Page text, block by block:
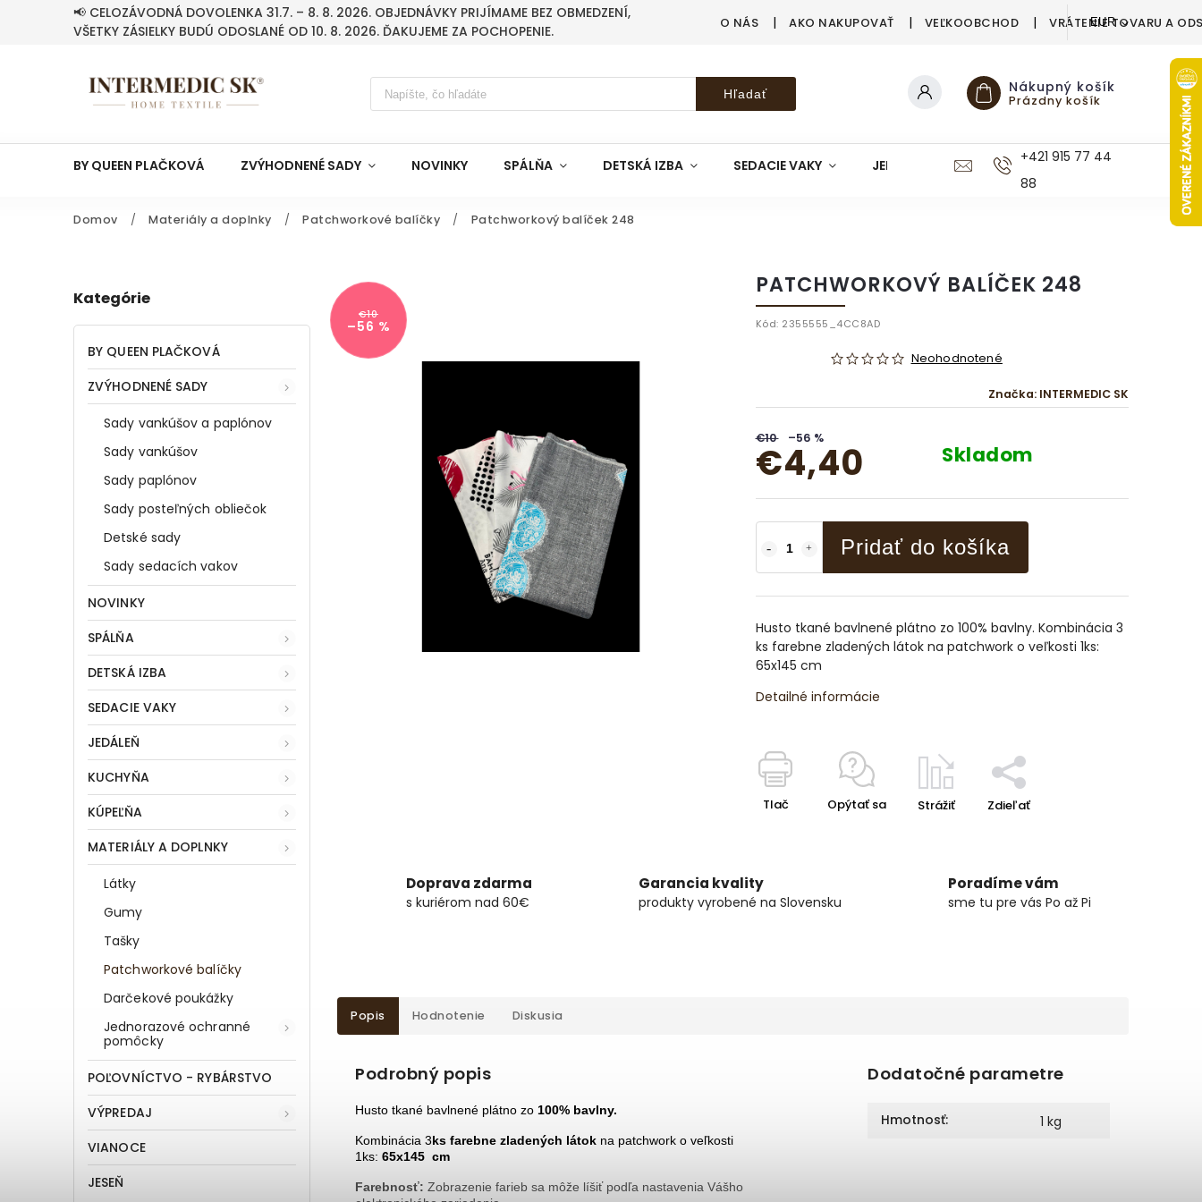
📢 CELOZÁVODNÁ DOVOLENKA 31.7. – 8. 8. 2026. OBJEDNÁVKY PRIJÍMAME BEZ OBMEDZENÍ,
VŠETKY ZÁSIELKY BUDÚ ODOSLANÉ OD 10. 8. 2026. ĎAKUJEME ZA POCHOPENIE.
O NÁS AKO NAKUPOVAŤ VEĽKOOBCHOD VRÁTENIE TOVARU A
EUR
Hľadať Nákupný košík
Prázdny košík
BY QUEEN PLAČKOVÁ ZVÝHODNENÉ SADY NOVINKY SPÁLŇA DETSKÁ IZBA SEDACIE VAKY JEDÁLEŇ KUCHYŇA KÚPEĽŇA
+421 915 77 44
88
Domov / Materiály a doplnky / Patchworkové balíčky / Patchworkový balíček 248
Kategórie
BY QUEEN PLAČKOVÁ
ZVÝHODNENÉ SADY
Sady vankúšov a paplónov
Sady vankúšov
Sady paplónov
Sady posteľných obliečok
Detské sady
Sady sedacích vakov
NOVINKY
SPÁLŇA
DETSKÁ IZBA
SEDACIE VAKY
JEDÁLEŇ
KUCHYŇA
KÚPEĽŇA
MATERIÁLY A DOPLNKY
Látky
Gumy
Tašky
Patchworkové balíčky
Darčekové poukážky
Jednorazové ochranné
pomôcky
POĽOVNÍCTVO - RYBÁRSTVO
VÝPREDAJ
VIANOCE
JESEŇ
€10
–56 %
PATCHWORKOVÝ BALÍČEK 248
Kód: 2355555_4CC8AD
Neohodnotené
Značka: INTERMEDIC SK
€10 –56 %
€4,40 Skladom
Pridať do košíka
Husto tkané bavlnené plátno zo 100% bavlny. Kombinácia 3
ks farebne zladených látok na patchwork o veľkosti 1ks:
65x145 cm
Detailné informácie
Tlač Opýtať sa Strážiť Zdieľať
Doprava zdarma
s kuriérom nad 60€
Garancia kvality
produkty vyrobené na Slovensku
Poradíme vám
sme tu pre vás Po až Pi
Popis Hodnotenie Diskusia
Podrobný popis
Husto tkané bavlnené plátno zo 100% bavlny.
Kombinácia 3ks farebne zladených látok na patchwork o veľkosti
1ks: 65x145 cm
Farebnosť: Zobrazenie farieb sa môže líšiť podľa nastavenia Vášho
Dodatočné parametre
Hmotnosť: 1 kg